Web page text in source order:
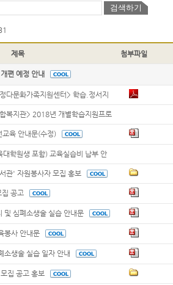
제목 첨부파일
편 예정 안내
다문화가족지원센터> 학습.정서지
조 요청
복지관> 2018년 개별학습지원프로
자) 모집 협조 요청의 건
교육 안내문(수정)
학원생 포함) 교육실습비 납부 안
관' 자원봉사자 모집 홍보
집 공고
및 심폐소생술 실습 안내문
봉사 안내문
소생술 실습 일자 안내
집 공고 홍보